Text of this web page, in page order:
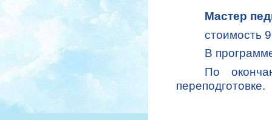
Мастер
стоимость
В
По
переподготовке.